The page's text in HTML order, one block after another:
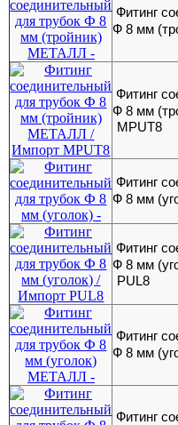
Фитинг
Ф 8 мм
Фитинг
Ф 8 мм
MPUT8
Фитинг
Ф 8 мм
Фитинг
Ф 8 мм
PUL8
Фитинг
Ф 8 мм
Фитинг